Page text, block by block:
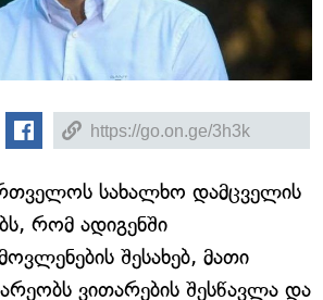
სახალხო დამცველის
რომ ადიგენში
შესახებ, მათი
ვითარების შესწავლა და